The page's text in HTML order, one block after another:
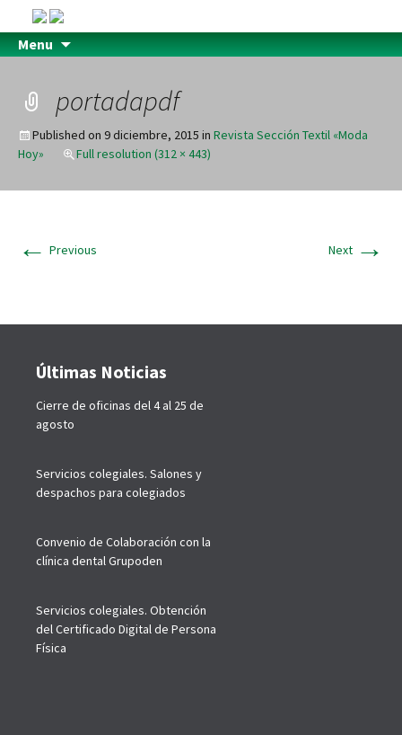
Menu
portadapdf
Published on 9 diciembre, 2015 in Revista Sección Textil «Moda
Hoy»
Full resolution (312 × 443)
← Previous Next →
Últimas Noticias
Cierre de oficinas del 4 al 25 de
agosto
Servicios colegiales. Salones y
despachos para colegiados
Convenio de Colaboración con la
clínica dental Grupoden
Servicios colegiales. Obtención
del Certificado Digital de Persona
Física